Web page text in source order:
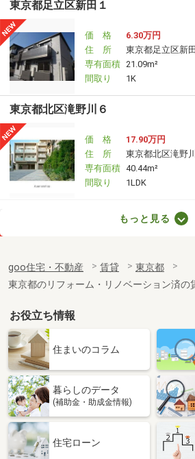
東京都足立区新田１
価 格
6.30万円
住 所
東京都足立区新
専有面積 21.09m²
間取り
1K
東京都北区滝野川６
価 格
17.90万円
住 所
東京都北区滝野
専有面積 40.44m²
間取り
1LDK
専有面積
63.59m²
間取り
2LDK
東京都立川市錦町６
価 格
9.20万円
東京都立川市錦
専有面積 19.87m²
間取り
東京都日野市豊田２丁目
13.90万円
もっと見る
goo住宅・不動産 賃貸
東京都
東京都のリフォーム・リノベーション済の
お役立ち情報
住まいのコラム
暮らしのデータ
(補助金・助成金情報)
住宅ローン